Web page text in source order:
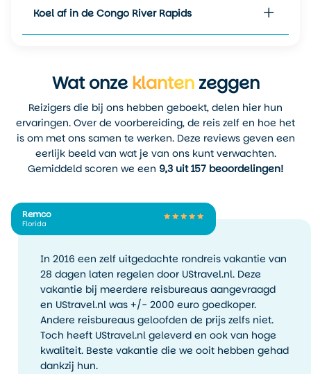
lokale partners.
Koel af in de Congo River Rapids
Wat onzeklantenzeggen
Reizigers die bij ons hebben geboekt, delen hier hun
ervaringen. Over de voorbereiding, de reis zelf en hoe het
is om met ons samen te werken. Deze reviews geven een
eerlijk beeld van wat je van ons kunt verwachten.
Gemiddeld scoren we een 9,3 uit 157 beoordelingen!
Remco
Florida
In 2016 een zelf uitgedachte rondreis vakantie van
28 dagen laten regelen door UStravel.nl. Deze
vakantie bij meerdere reisbureaus aangevraagd
en UStravel.nl was +/- 2000 euro goedkoper.
Andere reisbureaus geloofden de prijs zelfs niet.
Toch heeft UStravel.nl geleverd en ook van hoge
kwaliteit. Beste vakantie die we ooit hebben gehad
dankzij hun.